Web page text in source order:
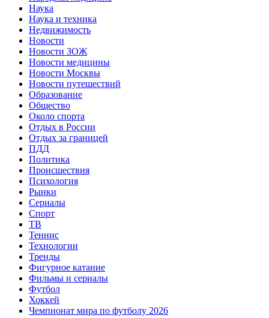
Наука
Наука и техника
Недвижимость
Новости
Новости ЗОЖ
Новости медицины
Новости Москвы
Новости путешествий
Образование
Общество
Около спорта
Отдых в России
Отдых за границей
ПДД
Политика
Происшествия
Психология
Рынки
Сериалы
Спорт
ТВ
Теннис
Технологии
Тренды
Фигурное катание
Фильмы и сериалы
Футбол
Хоккей
Чемпионат мира по футболу 2026